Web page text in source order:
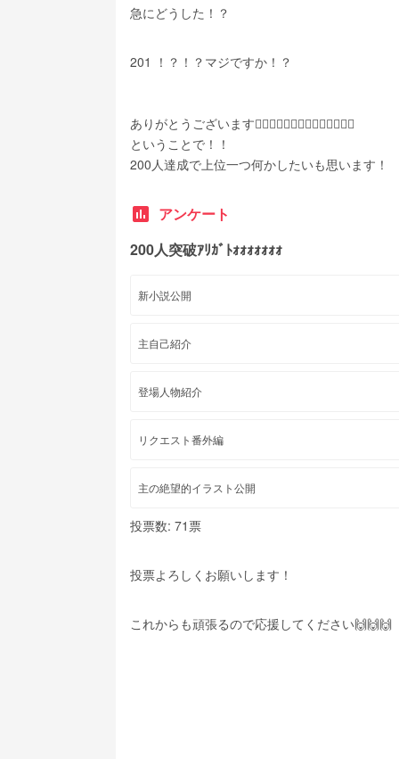
急にどうした！？
201 ！？！？マジですか！？
ありがとうございます🙇‍♀️🙇‍♀️🙇‍♀️🙇‍♀️🙇‍♀️🙇‍♀️🙇‍♀️
ということで！！
200人達成で上位一つ何かしたいも思います！
poll アンケート
200人突破ｱﾘｶﾞﾄｫｫｫｫｫｫｫ
新小説公開
主自己紹介
登場人物紹介
リクエスト番外編
主の絶望的イラスト公開
投票数: 71票
投票よろしくお願いします！
これからも頑張るので応援してください🙌🙌🙌